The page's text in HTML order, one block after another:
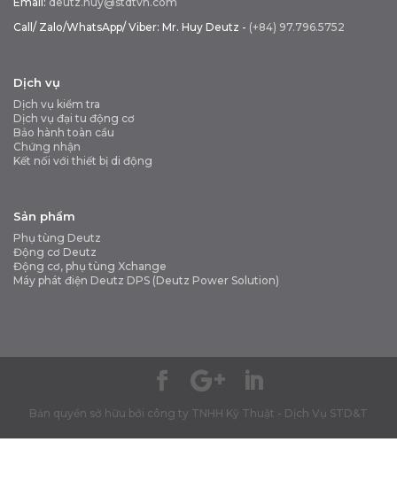
Call/ Zalo/WhatsApp/ Viber: Mr. Huy Deutz - (+84) 97.796.5752
Dịch vụ
Dịch vụ kiểm tra
Dịch vụ đại tu động cơ
Bảo hành toàn cầu
Chứng nhận
Kết nối với thiết bị di động
Sản phẩm
Phụ tùng Deutz
Động cơ Deutz
Động cơ, phụ tùng Xchange
Máy phát điện Deutz DPS (Deutz Power Solution)
Bản quyền sở hữu bởi công ty TNHH Kỹ Thuật - Dịch Vụ STD&T